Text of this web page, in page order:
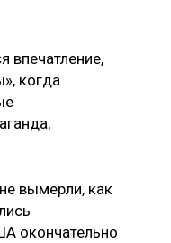
впечатление,
когда
вымерли, как
окончательно